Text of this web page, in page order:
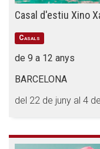
Casal d'estiu Xino
Casals
de 9 a 12 anys
BARCELONA
del 22 de juny al 4